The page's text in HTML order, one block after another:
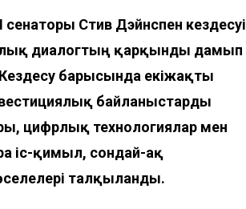
Стив Дэйнспен кездесуі
диалогтың қарқынды дамып
барысында екіжақты
байланыстарды
цифрлық технологиялар мен
іс-қимыл, сондай-ақ
талқыланды.